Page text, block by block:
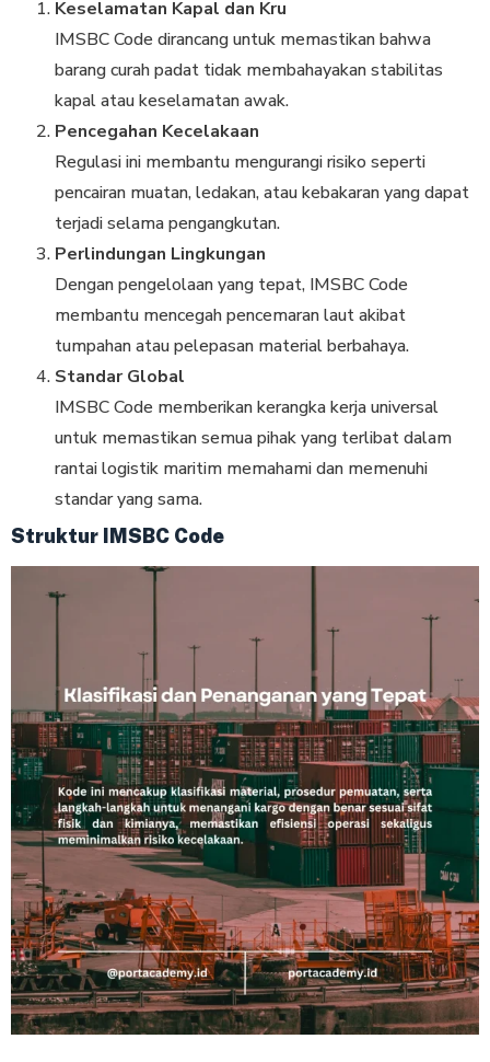
Keselamatan Kapal dan Kru
IMSBC Code dirancang untuk memastikan bahwa
barang curah padat tidak membahayakan stabilitas
kapal atau keselamatan awak.
Pencegahan Kecelakaan
Regulasi ini membantu mengurangi risiko seperti
pencairan muatan, ledakan, atau kebakaran yang dapat
terjadi selama pengangkutan.
Perlindungan Lingkungan
Dengan pengelolaan yang tepat, IMSBC Code
membantu mencegah pencemaran laut akibat
tumpahan atau pelepasan material berbahaya.
Standar Global
IMSBC Code memberikan kerangka kerja universal
untuk memastikan semua pihak yang terlibat dalam
rantai logistik maritim memahami dan memenuhi
standar yang sama.
Struktur IMSBC Code